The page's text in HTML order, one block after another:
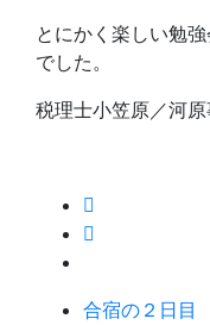
とにかく楽しい勉
でした。
税理士小笠原／河
合宿の２日目